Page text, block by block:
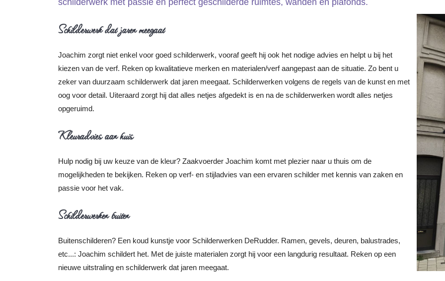
schilderwerk met passie en perfect geschilderde ruimtes, wanden en plafonds.
Schilderwerk dat jaren meegaat
Joachim zorgt niet enkel voor goed schilderwerk, vooraf geeft hij ook het nodige advies en helpt u bij het
kiezen van de verf. Reken op kwalitatieve merken en materialen/verf aangepast aan de situatie. Zo bent u
zeker van duurzaam schilderwerk dat jaren meegaat. Schilderwerken volgens de regels van de kunst en met
oog voor detail. Uiteraard zorgt hij dat alles netjes afgedekt is en na de schilderwerken wordt alles netjes
opgeruimd.
Kleuradvies aan huis
Hulp nodig bij uw keuze van de kleur? Zaakvoerder Joachim komt met plezier naar u thuis om de
mogelijkheden te bekijken. Reken op verf- en stijladvies van een ervaren schilder met kennis van zaken en
passie voor het vak.
Schilderwerken buiten
Buitenschilderen? Een koud kunstje voor Schilderwerken DeRudder. Ramen, gevels, deuren, balustrades,
etc...: Joachim schildert het. Met de juiste materialen zorgt hij voor een langdurig resultaat. Reken op een
nieuwe uitstraling en schilderwerk dat jaren meegaat.